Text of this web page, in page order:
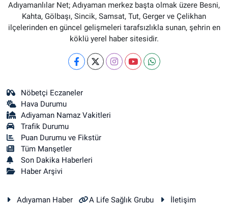
Adıyamanlılar Net; Adıyaman merkez başta olmak üzere Besni,
Kahta, Gölbaşı, Sincik, Samsat, Tut, Gerger ve Çelikhan
ilçelerinden en güncel gelişmeleri tarafsızlıkla sunan, şehrin en
köklü yerel haber sitesidir.
Nöbetçi Eczaneler
Hava Durumu
Adiyaman Namaz Vakitleri
Trafik Durumu
Puan Durumu ve Fikstür
Tüm Manşetler
Son Dakika Haberleri
Haber Arşivi
Adıyaman Haber A Life Sağlık Grubu
İletişim